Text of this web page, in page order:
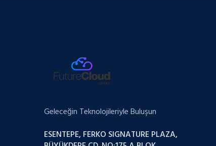
Geleceğin Teknolojileriyle Buluşun
ESENTEPE, FERKO SIGNATURE PLAZA,